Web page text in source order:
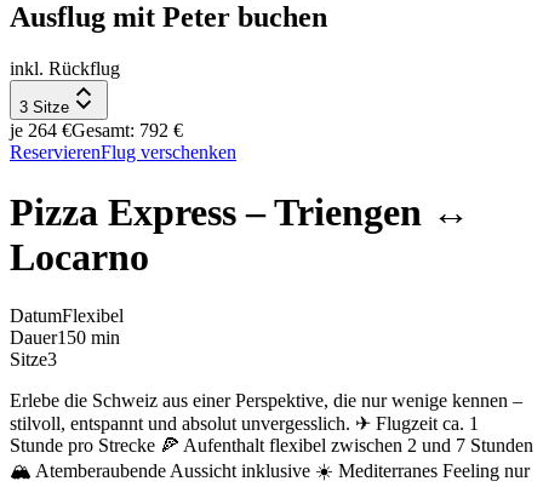
Ausflug mit Peter buchen
inkl. Rückflug
3 Sitze
je 264 €Gesamt: 792 €
ReservierenFlug verschenken
Pizza Express – Triengen ↔
Locarno
DatumFlexibel
Dauer150 min
Sitze3
Erlebe die Schweiz aus einer Perspektive, die nur wenige kennen –
stilvoll, entspannt und absolut unvergesslich. ✈ Flugzeit ca. 1
Stunde pro Strecke 🍕 Aufenthalt flexibel zwischen 2 und 7 Stunden
🏔 Atemberaubende Aussicht inklusive ☀ Mediterranes Feeling nur